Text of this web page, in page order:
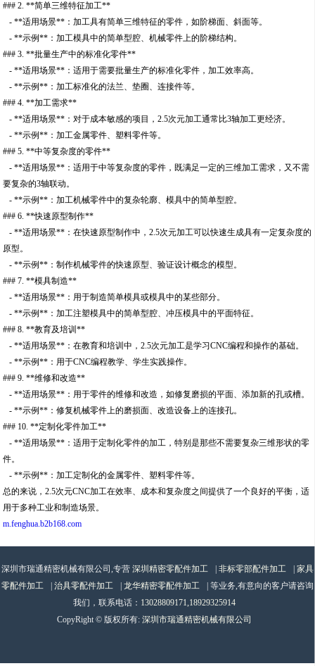
### 2. **简单三维特征加工**
- **适用场景**：加工具有简单三维特征的零件，如阶梯面、斜面等。
- **示例**：加工模具中的简单型腔、机械零件上的阶梯结构。
### 3. **批量生产中的标准化零件**
- **适用场景**：适用于需要批量生产的标准化零件，加工效率高。
- **示例**：加工标准化的法兰、垫圈、连接件等。
### 4. **加工需求**
- **适用场景**：对于成本敏感的项目，2.5次元加工通常比3轴加工更经济。
- **示例**：加工金属零件、塑料零件等。
### 5. **中等复杂度的零件**
- **适用场景**：适用于中等复杂度的零件，既满足一定的三维加工需求，又不需
要复杂的3轴联动。
- **示例**：加工机械零件中的复杂轮廓、模具中的简单型腔。
### 6. **快速原型制作**
- **适用场景**：在快速原型制作中，2.5次元加工可以快速生成具有一定复杂度的
原型。
- **示例**：制作机械零件的快速原型、验证设计概念的模型。
### 7. **模具制造**
- **适用场景**：用于制造简单模具或模具中的某些部分。
- **示例**：加工注塑模具中的简单型腔、冲压模具中的平面特征。
### 8. **教育及培训**
- **适用场景**：在教育和培训中，2.5次元加工是学习CNC编程和操作的基础。
- **示例**：用于CNC编程教学、学生实践操作。
### 9. **维修和改造**
- **适用场景**：用于零件的维修和改造，如修复磨损的平面、添加新的孔或槽。
- **示例**：修复机械零件上的磨损面、改造设备上的连接孔。
### 10. **定制化零件加工**
- **适用场景**：适用于定制化零件的加工，特别是那些不需要复杂三维形状的零
件。
- **示例**：加工定制化的金属零件、塑料零件等。
总的来说，2.5次元CNC加工在效率、成本和复杂度之间提供了一个良好的平衡，适
用于多种工业和制造场景。
m.fenghua.b2b168.com
深圳市瑞通精密机械有限公司,专营 深圳精密零配件加工 非标零部配件加工
家具
零配件加工
治具零配件加工 龙华精密零配件加工
| 等业务,有意向的客户请咨询
我们，联系电话： 13028809171,18929325914
CopyRight © 版权所有: 深圳市瑞通精密机械有限公司